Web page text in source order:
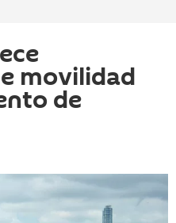
movilidad
de